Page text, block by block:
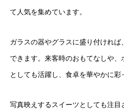
て人気を集めています。
ガラスの器やグラスに盛り付けれ
できます。来客時のおもてなしや、
としても活躍し、食卓を華やかに彩
写真映えするスイーツとしても注